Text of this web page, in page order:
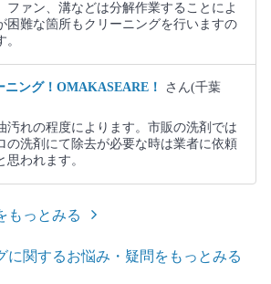
ファン、溝などは分解作業することによ
困難な箇所もクリーニングを行いますの
ニング！OMAKASEARE！
さん(千葉
汚れの程度によります。市販の洗剤では
の洗剤にて除去が必要な時は業者に依頼
われます。
もっとみる
に関するお悩み・疑問をもっとみる